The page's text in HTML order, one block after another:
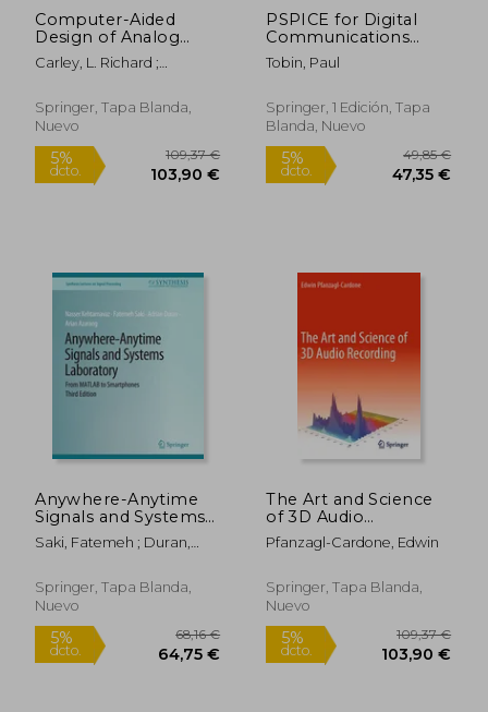
Computer-Aided
Design of Analog
Circuits and Systems
(en Inglés)
Carley, L. Richard ;
Springer, Tapa Blanda,
Nuevo
5%
dcto.
PSPICE for Digital
Communications
Engineering (en
Inglés)
Tobin, Paul
Springer, 1 Edición, Tapa
Blanda, Nuevo
5%
Anywhere-Anytime
Signals and Systems
Laboratory: From
MATLAB to
Edition (en Inglés)
Saki, Fatemeh ; Duran,
Springer, Tapa Blanda,
Nuevo
The Art and Science
of 3D Audio
Recording (en Inglés)
Pfanzagl-Cardone, Edwin
Springer, Tapa Blanda,
Nuevo